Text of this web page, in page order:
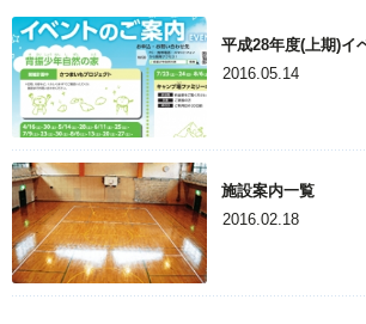
平成28年度(上期)イ
2016.05.14
施設案内一覧
2016.02.18